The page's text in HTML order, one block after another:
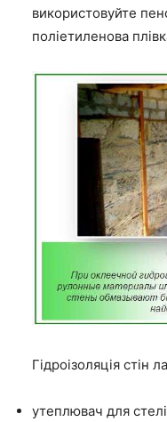
використовуйте
поліетиленова
Гідроізоляція стін
утеплювач для